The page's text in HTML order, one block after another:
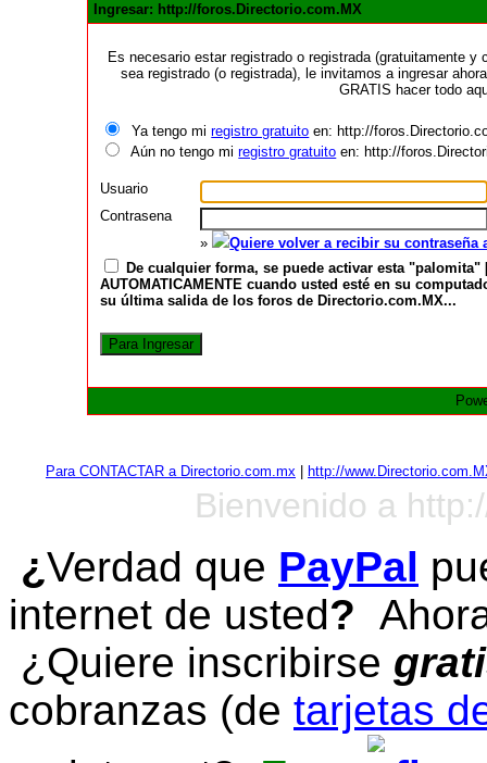
Ingresar: http://foros.Directorio.com.MX
Es necesario estar registrado o registrada (gratuitamente
sea registrado (o registrada), le invitamos a ingresar
GRATIS hacer todo
Ya tengo miregistro gratuito en: http://
Aún no tengo miregistro gratuito en: http://
Usuario
Contrasena
»
Quiere volver a recibir su
De cualquier forma, se puede activar esta
AUTOMATICAMENTE cuando usted esté en su
su última salida de los foros de Directorio.com.MX...
Para CONTACTAR a Directorio.com.mx http://
Bienvenido a
¿Verdad que PayPal
internet de usted?
¿Quiere inscribirse
cobranzas (de tarjetas